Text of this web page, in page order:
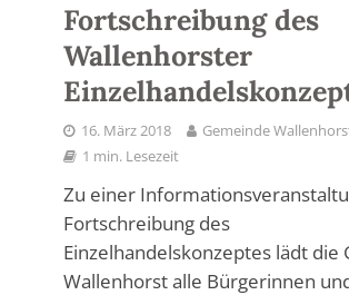
Fortschreibung des
Wallenhorster
16. März 2018
Gemeinde
1 min. Lesezeit
Zu einer
Fortschreibung des
Einzelhandelskonzeptes lädt die
Wallenhorst alle Bürgerinnen